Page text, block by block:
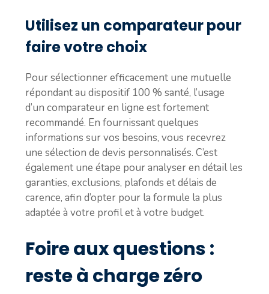
Utilisez un comparateur pour
faire votre choix
Pour sélectionner efficacement une mutuelle
répondant au dispositif 100 % santé, l’usage
d’un comparateur en ligne est fortement
recommandé. En fournissant quelques
informations sur vos besoins, vous recevrez
une sélection de devis personnalisés. C’est
également une étape pour analyser en détail les
garanties, exclusions, plafonds et délais de
carence, afin d’opter pour la formule la plus
adaptée à votre profil et à votre budget.
Foire aux questions :
reste à charge zéro